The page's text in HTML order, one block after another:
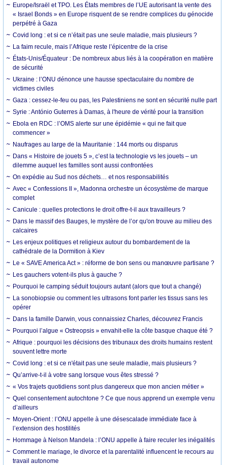
Europe/Israël et TPO. Les États membres de l’UE autorisant la vente des
« Israel Bonds » en Europe risquent de se rendre complices du génocide
perpétré à Gaza
Covid long : et si ce n’était pas une seule maladie, mais plusieurs ?
La faim recule, mais l’Afrique reste l’épicentre de la crise
États-Unis/Équateur : De nombreux abus liés à la coopération en matière
de sécurité
Ukraine : l’ONU dénonce une hausse spectaculaire du nombre de
victimes civiles
Gaza : cessez-le-feu ou pas, les Palestiniens ne sont en sécurité nulle part
Syrie : António Guterres à Damas, à l'heure de vérité pour la transition
Ebola en RDC : l’OMS alerte sur une épidémie « qui ne fait que
commencer »
Naufrages au large de la Mauritanie : 144 morts ou disparus
Dans « Histoire de jouets 5 », c’est la technologie vs les jouets – un
dilemme auquel les familles sont aussi confrontées
On expédie au Sud nos déchets… et nos responsabilités
Avec « Confessions II », Madonna orchestre un écosystème de marque
complet
Canicule : quelles protections le droit offre-t-il aux travailleurs ?
Dans le massif des Bauges, le mystère de l’or qu'on trouve au milieu des
calcaires
Les enjeux politiques et religieux autour du bombardement de la
cathédrale de la Dormition à Kiev
Le « SAVE America Act » : réforme de bon sens ou manœuvre partisane ?
Les gauchers votent-ils plus à gauche ?
Pourquoi le camping séduit toujours autant (alors que tout a changé)
La sonobiopsie ou comment les ultrasons font parler les tissus sans les
opérer
Dans la famille Darwin, vous connaissiez Charles, découvrez Francis
Pourquoi l’algue « Ostreopsis » envahit-elle la côte basque chaque été ?
Afrique : pourquoi les décisions des tribunaux des droits humains restent
souvent lettre morte
Covid long : et si ce n'était pas une seule maladie, mais plusieurs ?
Qu’arrive-t-il à votre sang lorsque vous êtes stressé ?
« Vos trajets quotidiens sont plus dangereux que mon ancien métier »
Quel consentement autochtone ? Ce que nous apprend un exemple venu
d’ailleurs
Moyen-Orient : l’ONU appelle à une désescalade immédiate face à
l’extension des hostilités
Hommage à Nelson Mandela : l’ONU appelle à faire reculer les inégalités
Comment le mariage, le divorce et la parentalité influencent le recours au
travail autonome